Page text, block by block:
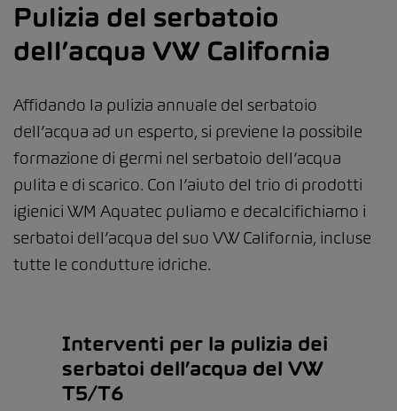
Pulizia del serbatoio
dell’acqua VW California
Affidando la pulizia annuale del serbatoio
dell’acqua ad un esperto, si previene la possibile
formazione di germi nel serbatoio dell’acqua
pulita e di scarico. Con l’aiuto del trio di prodotti
igienici WM Aquatec puliamo e decalcifichiamo i
serbatoi dell’acqua del suo VW California, incluse
tutte le condutture idriche.
Interventi per la pulizia dei
serbatoi dell’acqua del VW
T5/T6